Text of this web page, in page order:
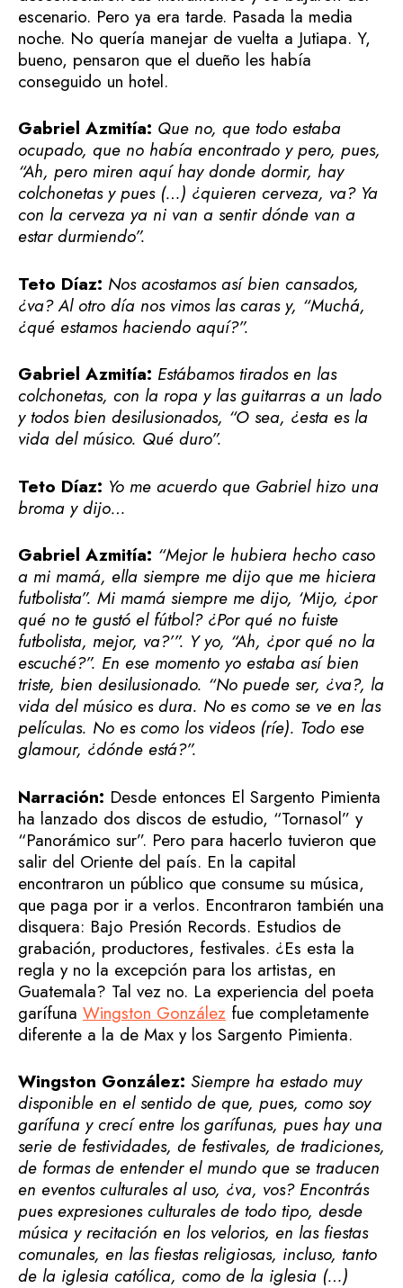
escenario. Pero ya era tarde. Pasada la media
noche. No quería manejar de vuelta a Jutiapa. Y,
bueno, pensaron que el dueño les había
conseguido un hotel.
Gabriel Azmitía: Que no, que todo estaba
ocupado, que no había encontrado y pero, pues,
“Ah, pero miren aquí hay donde dormir, hay
colchonetas y pues (…) ¿quieren cerveza, va? Ya
con la cerveza ya ni van a sentir dónde van a
estar durmiendo”.
Teto Díaz: Nos acostamos así bien cansados,
¿va? Al otro día nos vimos las caras y, “Muchá,
¿qué estamos haciendo aquí?”.
Gabriel Azmitía: Estábamos tirados en las
colchonetas, con la ropa y las guitarras a un lado
y todos bien desilusionados, “O sea, ¿esta es la
vida del músico. Qué duro”.
Teto Díaz: Yo me acuerdo que Gabriel hizo una
broma y dijo…
Gabriel Azmitía: “Mejor le hubiera hecho caso
a mi mamá, ella siempre me dijo que me hiciera
futbolista”. Mi mamá siempre me dijo, ‘Mijo, ¿por
qué no te gustó el fútbol? ¿Por qué no fuiste
futbolista, mejor, va?’”. Y yo, “Ah, ¿por qué no la
escuché?”. En ese momento yo estaba así bien
triste, bien desilusionado. “No puede ser, ¿va?, la
vida del músico es dura. No es como se ve en las
películas. No es como los videos (ríe). Todo ese
glamour, ¿dónde está?”.
Narración: Desde entonces El Sargento Pimienta
ha lanzado dos discos de estudio, “Tornasol” y
“Panorámico sur”. Pero para hacerlo tuvieron que
salir del Oriente del país. En la capital
encontraron un público que consume su música,
que paga por ir a verlos. Encontraron también una
disquera: Bajo Presión Records. Estudios de
grabación, productores, festivales. ¿Es esta la
regla y no la excepción para los artistas, en
Guatemala? Tal vez no. La experiencia del poeta
garífuna Wingston González fue completamente
diferente a la de Max y los Sargento Pimienta.
Wingston González: Siempre ha estado muy
disponible en el sentido de que, pues, como soy
garífuna y crecí entre los garífunas, pues hay una
serie de festividades, de festivales, de tradiciones,
de formas de entender el mundo que se traducen
en eventos culturales al uso, ¿va, vos? Encontrás
pues expresiones culturales de todo tipo, desde
música y recitación en los velorios, en las fiestas
comunales, en las fiestas religiosas, incluso, tanto
de la iglesia católica, como de la iglesia (…)